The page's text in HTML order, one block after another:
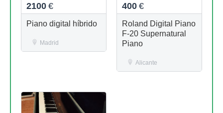
2100 €
Piano digital híbrido
Madrid
400 €
Roland Digital Piano
F-20 Supernatural
Piano
Alicante